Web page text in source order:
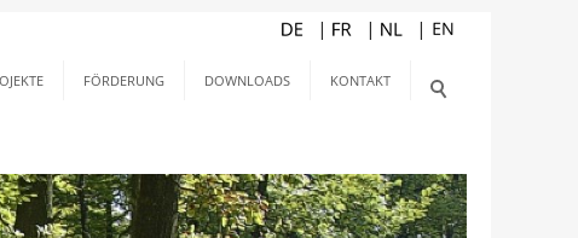
FÖRDERUNG DOWNLOADS KONTAKT